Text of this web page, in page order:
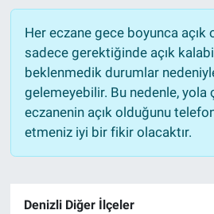
Her eczane gece boyunca açık
sadece gerektiğinde açık
beklenmedik durumlar
gelemeyebilir. Bu nedenle, yola
eczanenin açık olduğunu
etmeniz iyi bir fikir olacaktır.
Denizli Diğer İlçeler